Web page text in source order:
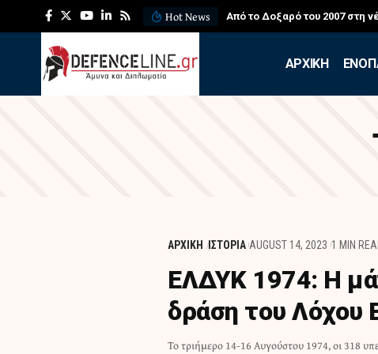
Hot News Από το Δοξαρό του 2007 στη
APXIKH
ΑΡΧΙΚΗ ΙΣΤΟΡΙΑ AUGUST 14, 2023 1 MIN
ΕΛΔΥΚ 1974: Η
δράση του
Το τριήμερο 14-16 Αυγούστου 1974, οι 318